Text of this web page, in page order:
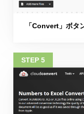
「Convert」ボタ